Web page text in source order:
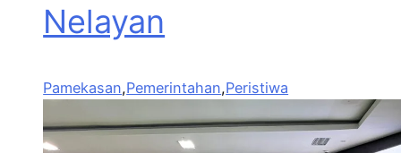
Nelayan
Pamekasan,Pemerintahan,Peristiwa